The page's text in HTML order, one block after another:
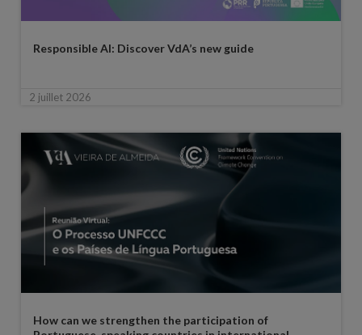
Responsible AI: Discover VdA’s new guide
2 juillet 2026
How can we strengthen the participation of